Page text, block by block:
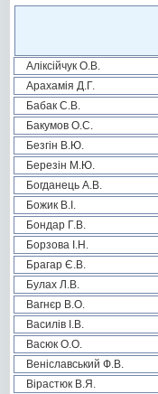
Аліксійчук О.В.
Арахамія Д.Г.
Бабак С.В.
Бакумов О.С.
Безгін В.Ю.
Березін М.Ю.
Богданець А.В.
Божик В.І.
Бондар Г.В.
Борзова І.Н.
Брагар Є.В.
Булах Л.В.
Вагнєр В.О.
Василів І.В.
Васюк О.О.
Веніславський Ф.В.
Вірастюк В.Я.